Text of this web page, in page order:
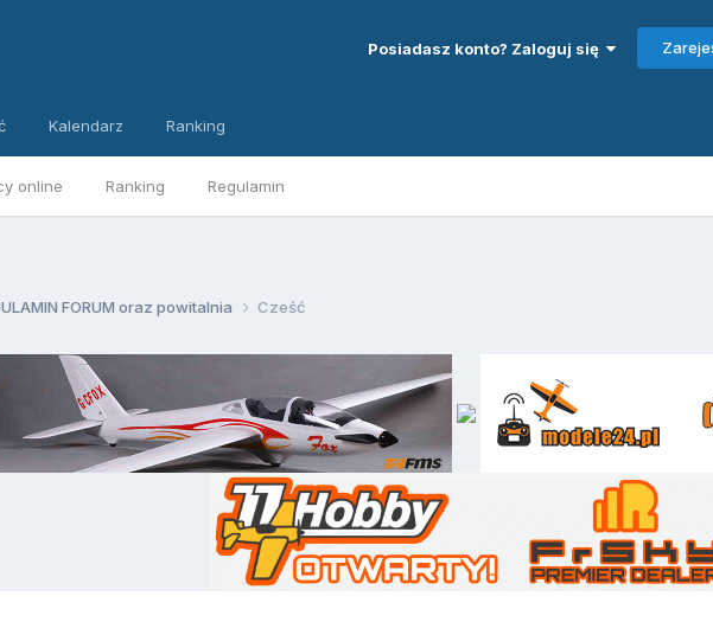
Posiadasz konto? Zaloguj się
online Ranking Regulamin
Kalendarz Ranking
FORUM oraz powitalnia Cześć